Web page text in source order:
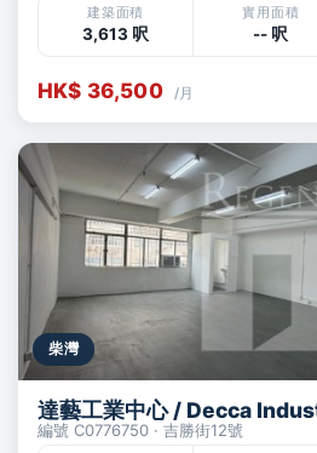
建築面積
3,613 呎
實用面積
-- 呎
HK$ 36,500 /月
柴灣
達藝工業中心 / Decca
編號 C0776750 · 吉勝街12號